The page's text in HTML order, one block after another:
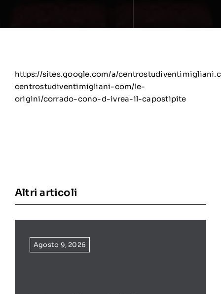
https://sites.google.com/a/
centrostudiventimigliani-com/le-
origini/corrado-cono-d-ivrea-il-capostipite
Altri articoli
Agosto 9, 2026